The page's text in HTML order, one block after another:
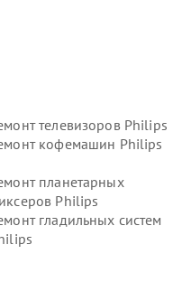
телевизоров Philips
кофемашин Philips
планетарных
Philips
гладильных систем
увлажнителей